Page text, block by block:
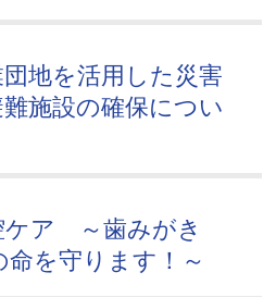
地を活用した災害
施設の確保につい
ケア ～歯みがき
を守ります！～